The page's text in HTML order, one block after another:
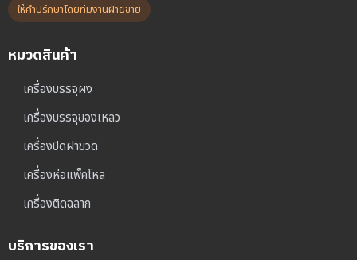
ให้คำปรึกษาโดยทีมงานฝ่ายขาย
หมวดสินค้า
เครื่องบรรจุผง
เครื่องบรรจุของเหลว
เครื่องปิดฝาขวด
เครื่องห่อแพ็คโหล
เครื่องติดฉลาก
บริการของเรา